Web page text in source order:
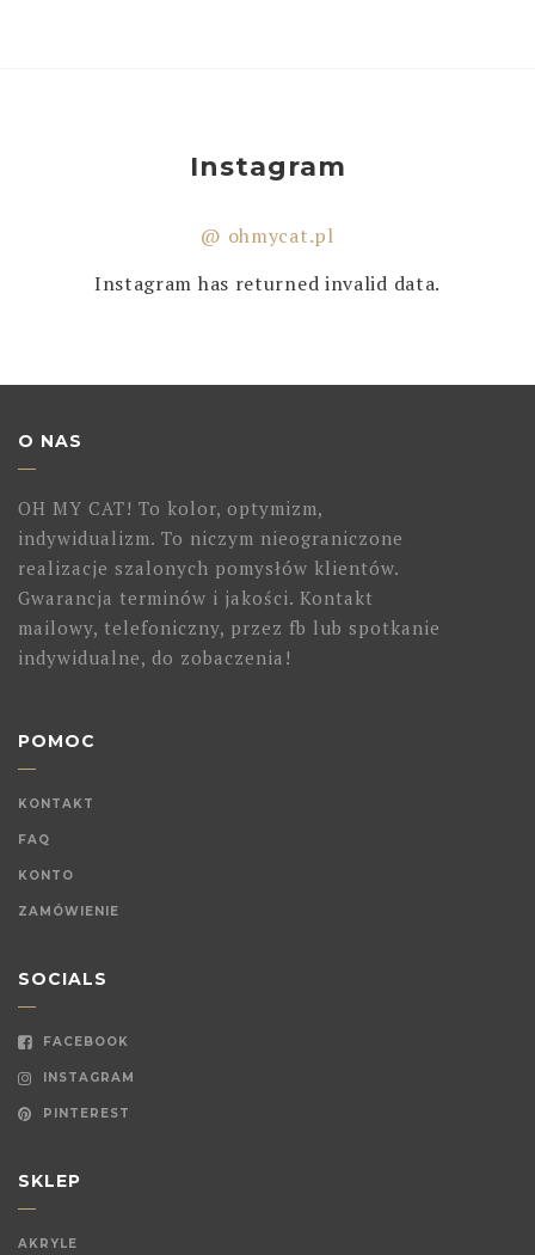
Instagram
@ ohmycat.pl
Instagram has returned invalid data.
O NAS
OH MY CAT! To kolor, optymizm,
indywidualizm. To niczym nieograniczone
realizacje szalonych pomysłów klientów.
Gwarancja terminów i jakości. Kontakt
mailowy, telefoniczny, przez fb lub spotkanie
indywidualne, do zobaczenia!
POMOC
KONTAKT
FAQ
KONTO
ZAMÓWIENIE
SOCIALS
FACEBOOK
INSTAGRAM
PINTEREST
SKLEP
AKRYLE